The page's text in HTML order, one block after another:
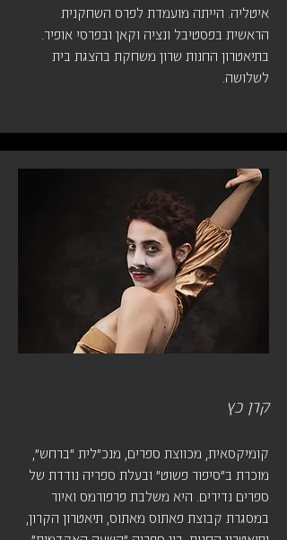
איטליה. הייתה מועמדת לפרס השחקנית
הראשית בפסטיבל ונציה וקאן ובפרסי אופיר.
בתיאטרון החנות שרון משחקת בהצגת בית
לשלושה.
קרן כץ
קומיקסאית, מכווצת ספרים, מנכ״לית ״ברחש״,
מוכרת ב״סיפור פשוט״ ובעלת ספריה נודדת של
ספרים נדירים. היא משלבת פרפורמס ואיור
במסגרת קבוצת פאתוס מאתוס, תיאטרון הקרון,